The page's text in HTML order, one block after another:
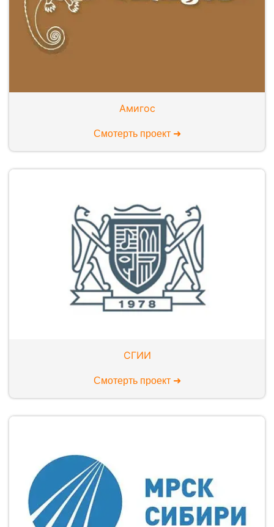
Амигос
Смотерть проект ➜
СГИИ
Смотерть проект ➜